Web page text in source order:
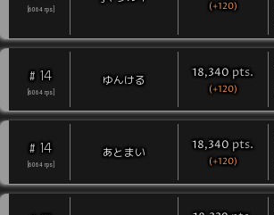
6064 rps (+120)
# 14
6064 rps
ゆんける 18,340 pts.
(+120)
# 14
6064 rps
あとまい 18,340 pts.
(+120)